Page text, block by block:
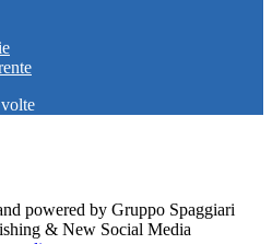
volte
powered by Gruppo Spaggiari
& New Social Media